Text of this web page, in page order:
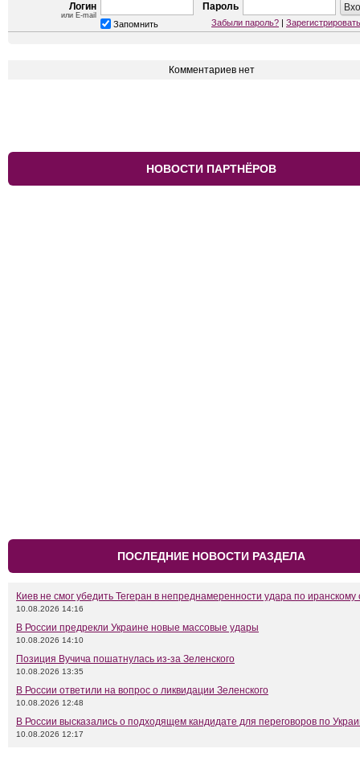
Логин
или E-mail
Пароль
Запомнить Забыли пароль? |
Комментариев нет
НОВОСТИ ПАРТНЁРОВ
ПОСЛЕДНИЕ НОВОСТИ РАЗДЕЛА
Киев не смог убедить Тегеран в непреднамеренности удара по иранскому
10.08.2026 14:16
В России предрекли Украине новые массовые удары
10.08.2026 14:10
Позиция Вучича пошатнулась из-за Зеленского
10.08.2026 13:35
В России ответили на вопрос о ликвидации Зеленского
10.08.2026 12:48
В России высказались о подходящем кандидате для переговоров по
10.08.2026 12:17